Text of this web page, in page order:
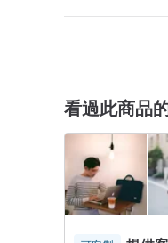
看過此商品